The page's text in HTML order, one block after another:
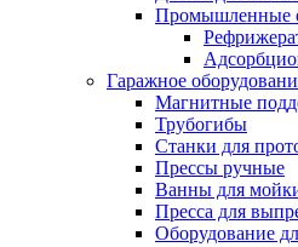
Промышленные
Гаражное
Магнитные
Трубогибы
Станки для
Прессы ручные
Ванны для
Пресса для
Оборудование